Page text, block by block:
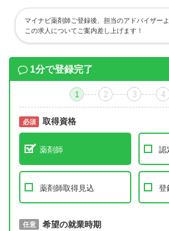
マイナビ薬剤師ご登録後、担当のアドバイザー
この求人についてご案内差し上げます！
1分で登録完了
1 2 3 4
必須 取得資格
薬剤師 認
薬剤師取得見込 登
必須 取得予定年
任意 希望の就業時期